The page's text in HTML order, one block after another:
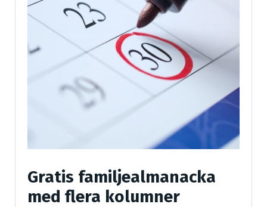
Gratis familjealmanacka
med flera kolumner